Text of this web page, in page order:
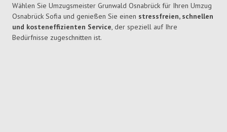
Wählen Sie Umzugsmeister Grunwald Osnabrück für Ihren Umzug
Osnabrück Sofia und genießen Sie einen stressfreien, schnellen
und kosteneffizienten Service, der speziell auf Ihre
Bedürfnisse zugeschnitten ist.